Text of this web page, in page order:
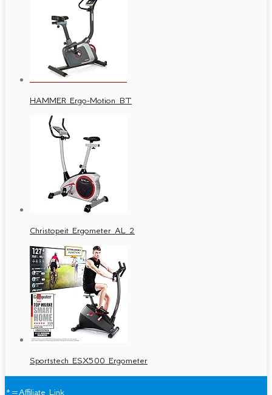
HAMMER Ergo-Motion BT
Christopeit Ergometer AL 2
Sportstech ESX500 Ergometer
*=Affiliate Link